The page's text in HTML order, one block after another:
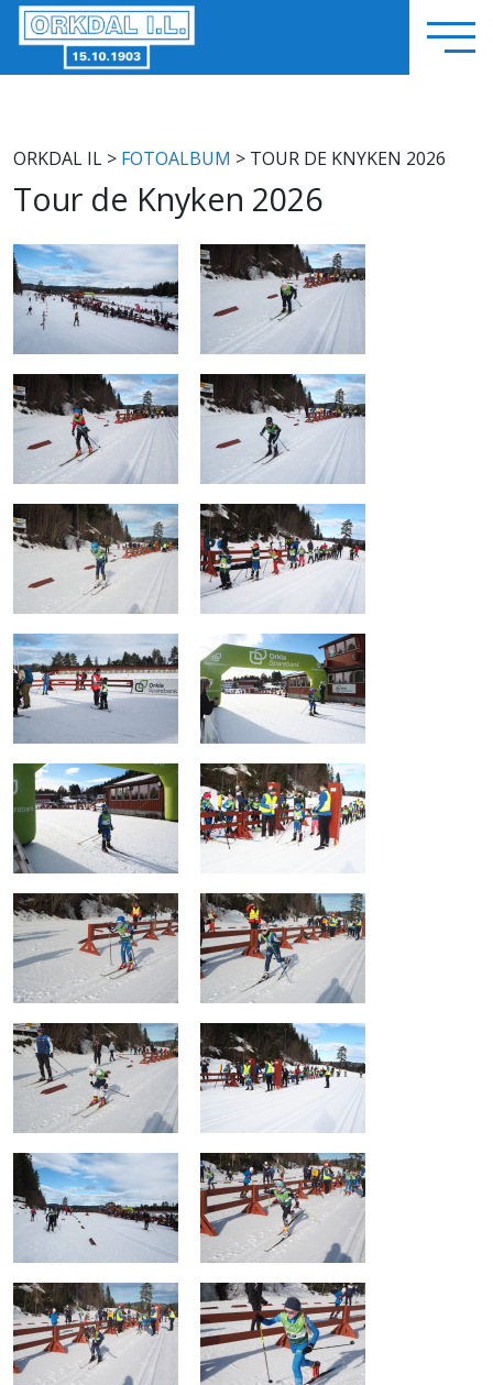
ORKDAL IL > FOTOALBUM > TOUR DE KNYKEN 2026
Tour de Knyken 2026